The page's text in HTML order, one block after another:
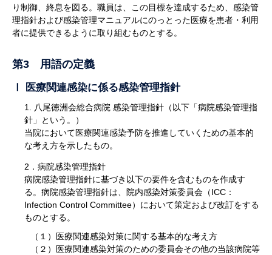
り制御、終息を図る。職員は、この目標を達成するため、感染管
理指針および感染管理マニュアルにのっとった医療を患者・利用
者に提供できるように取り組むものとする。
第3 用語の定義
Ⅰ 医療関連感染に係る感染管理指針
1. 八尾徳洲会総合病院 感染管理指針（以下「病院感染管理指
針」という。）
当院において医療関連感染予防を推進していくための基本的
な考え方を示したもの。
2．病院感染管理指針
病院感染管理指針に基づき以下の要件を含むものを作成す
る。病院感染管理指針は、院内感染対策委員会（ICC：
Infection Control Committee）において策定および改訂をする
ものとする。
（１）医療関連感染対策に関する基本的な考え方
（２）医療関連感染対策のための委員会その他の当該病院等